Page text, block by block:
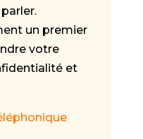
un premier
votre
et